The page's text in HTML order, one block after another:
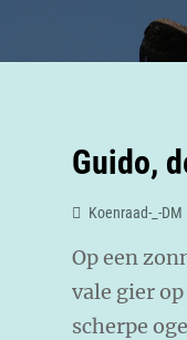
Guido,
Koenraad-_-DM
Op een
vale gier
scherpe